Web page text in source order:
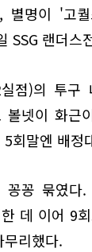
별명이 '고
SSG 랜더
점)의 투
넷이 화근
회말엔 배정
꽁꽁 묶였
데 이어 9
리했다.